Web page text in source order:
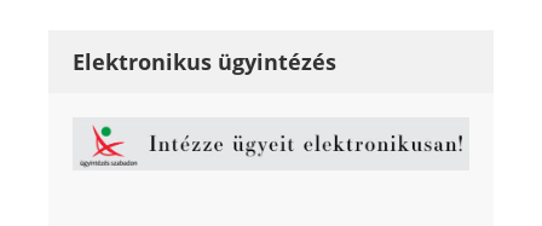
Elektronikus ügyintézés